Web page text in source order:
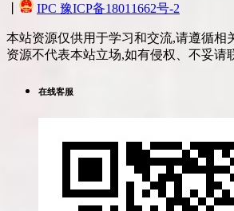
IPC 豫ICP备18011662号-2
本站资源仅供用于学习和交流,请遵循相
资源不代表本站立场,如有侵权、不妥请
在线客服